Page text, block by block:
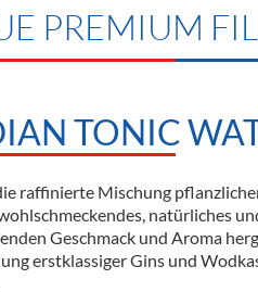
Getränke
PREMIUM
TONIC
raffinierte Mischung
natürliches
Geschmack und Aroma
erstklassiger Gins und